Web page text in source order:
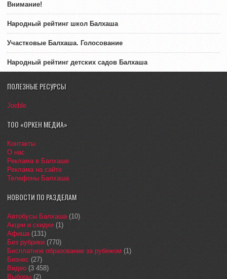
Внимание!
Народный рейтинг школ Балхаша
Участковые Балхаша. Голосование
Народный рейтинг детских садов Балхаша
ПОЛЕЗНЫЕ РЕСУРСЫ
Jooble
ТОО «ОРКЕН МЕДИА»
Контакты
О нас
Реклама в Балхаше
Реклама на сайте
Телефоны Балхаша
НОВОСТИ ПО РАЗДЕЛАМ
Автобусы Балхаша(10)
Акции и скидки (1)
Афиша(131)
Без рубрики (770)
Бесплатное образование за рубежом (1)
Бизнес (27)
Видео (3 458)
Выборы (2)